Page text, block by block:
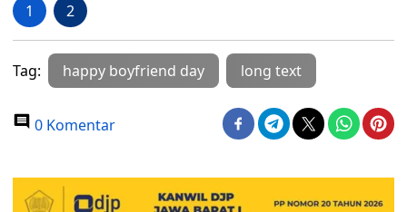
1 2
Tag: happy boyfriend day long text
0 Komentar